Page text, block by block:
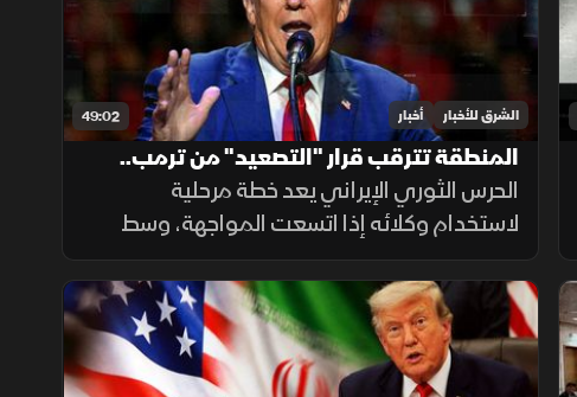
49:02 الشرق للأخبار أخبار
المنطقة تترقب قرار "التصعيد" من ترمب..
وحرب الوكلاء تقترب مع اتساع المواجهة
الحرس الثوري الإيراني يعد خطة مرحلية
لاستخدام وكلائه إذا اتسعت المواجهة، وسط
توقعات باستئناف ضربات أميركية على إيران.
وفي الاقتصاد تتصاعد هجمات روسيا وأوكرانيا
على منشآت الطاقة